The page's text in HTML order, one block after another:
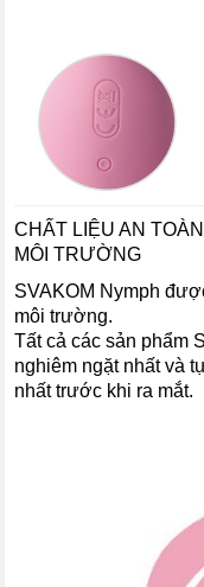
CHẤT LIỆU AN
MÔI TRƯỜNG
SVAKOM Nymph
môi trường.
Tất cả các sản phẩm
nghiêm ngặt nhất và
nhất trước khi ra mắt.